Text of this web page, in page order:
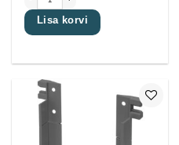
Lisa korvi
Lisa